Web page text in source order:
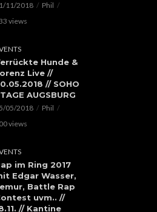
11/2018
Phil
views
Hunde &
Live //
// SOHO
AUGSBURG
05/2018
Phil
views
im Ring 2017
Edgar Wasser,
Battle Rap
uvm.. //
// Kantine